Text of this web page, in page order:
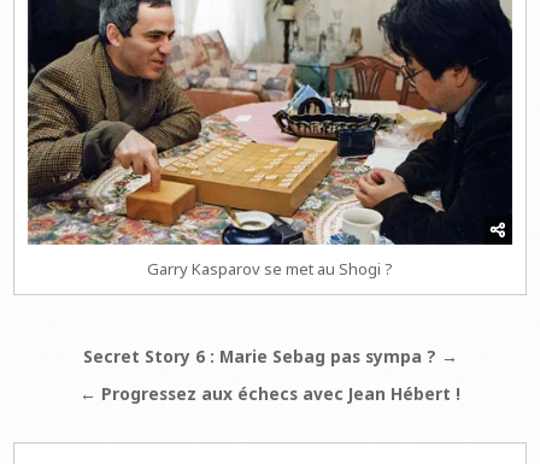
Garry Kasparov se met au Shogi ?
Navigation
Secret Story 6 : Marie Sebag pas sympa ? →
← Progressez aux échecs avec Jean Hébert !